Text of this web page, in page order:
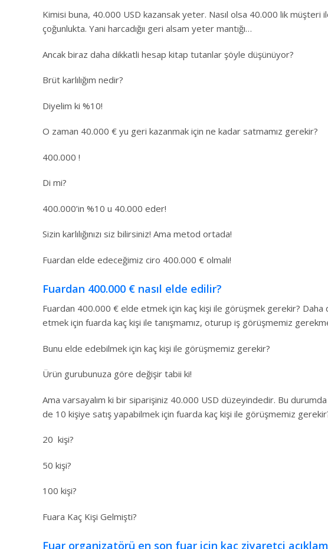
Kimisi buna, 40.000 USD kazansak yeter. Nasıl olsa 40.000 lik müşteri
çoğunlukta. Yani harcadığıı geri alsam yeter mantığı…
Ancak biraz daha dikkatli hesap kitap tutanlar şöyle düşünüyor?
Brüt karlılığım nedir?
Diyelim ki %10!
O zaman 40.000 € yu geri kazanmak için ne kadar satmamız gerekir?
400.000 !
Di mi?
400.000’in %10 u 40.000 eder!
Sizin karlılığınızı siz bilirsiniz! Ama metod ortada!
Fuardan elde edeceğimiz ciro 400.000 € olmalı!
Fuardan 400.000 € nasıl elde edilir?
Fuardan 400.000 € elde etmek için kaç kişi ile görüşmek gerekir? Daha
etmek için fuarda kaç kişi ile tanışmamız, oturup iş görüşmemiz
Bunu elde edebilmek için kaç kişi ile görüşmemiz gerekir?
Ürün gurubunuza göre değişir tabii ki!
Ama varsayalım ki bir siparişiniz 40.000 USD düzeyindedir. Bu
de 10 kişiye satış yapabilmek için fuarda kaç kişi ile görüşmemiz
20 kişi?
50 kişi?
100 kişi?
Fuara Kaç Kişi Gelmişti?
Fuar organizatörü en son fuar için kaç ziyaretçi